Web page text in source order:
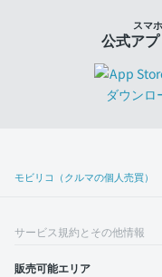
モビリコ（クルマの個人売買）
スマ
公式ア
サービス規約とその他情報
販売可能エリア